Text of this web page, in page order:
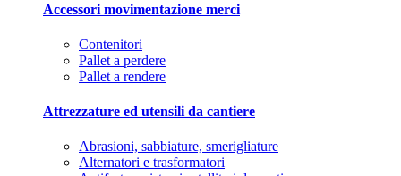
Accessori movimentazione merci
Contenitori
Pallet a perdere
Pallet a rendere
Attrezzature ed utensili da cantiere
Abrasioni, sabbiature, smerigliature
Alternatori e trasformatori